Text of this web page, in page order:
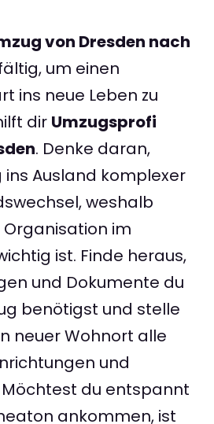
von Dresden nach
um einen
ins neue Leben zu
dir Umzugsprofi
. Denke daran,
ins Ausland komplexer
weshalb
im
ist. Finde heraus,
und Dokumente du
benötigst und stelle
neuer Wohnort alle
und
du entspannt
ankommen, ist